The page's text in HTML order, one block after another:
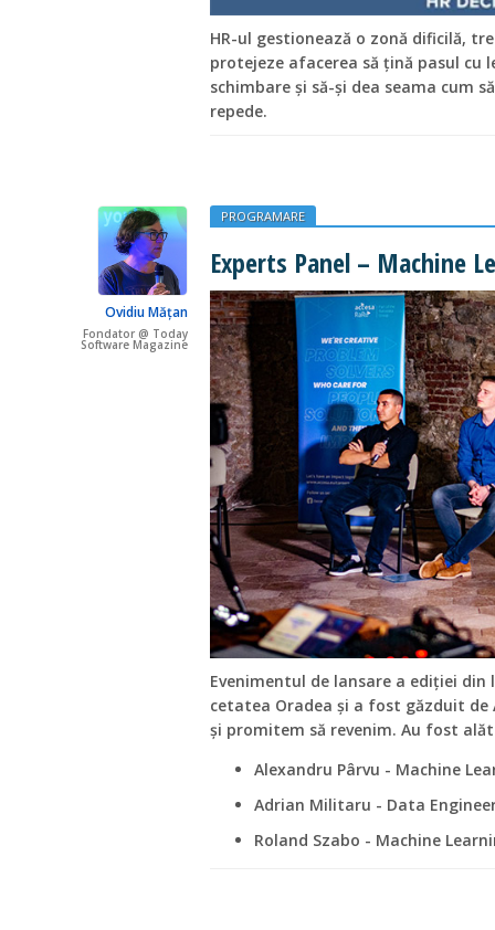
HR-ul gestionează o zonă dificilă,
protejeze afacerea să țină pasul cu
schimbare și să-și dea seama cum
repede.
Ovidiu Mățan
Fondator @ Today
Software Magazine
PROGRAMARE
Experts Panel – Machine
Evenimentul de lansare a ediției
cetatea Oradea și a fost găzduit
și promitem să revenim. Au fost
Alexandru Pârvu - Machine
Adrian Militaru - Data Engineer
Roland Szabo - Machine